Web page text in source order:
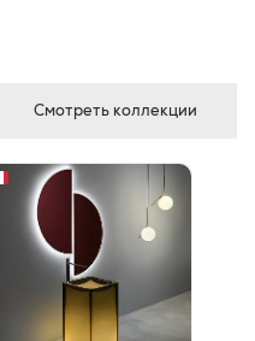
Смотреть коллекции